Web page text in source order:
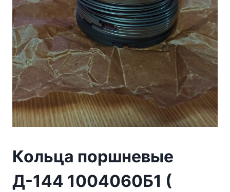
Кольца поршневые
Д-144 1004060Б1 (